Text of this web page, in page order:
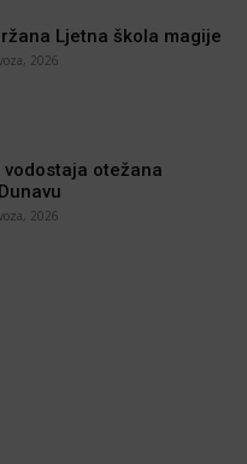
Ljetna škola magije
2026
otežana
2026